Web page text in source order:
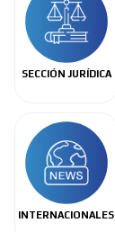
SECCIÓN JURÍDICA
INTERNACIONALES